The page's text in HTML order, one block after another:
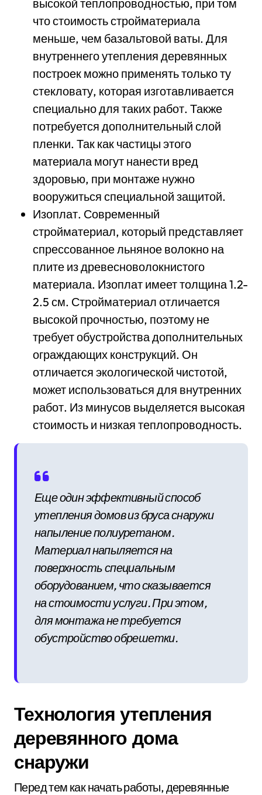
высокой теплопроводностью, при том
что стоимость стройматериала
меньше, чем базальтовой ваты. Для
внутреннего утепления деревянных
построек можно применять только ту
стекловату, которая изготавливается
специально для таких работ. Также
потребуется дополнительный слой
пленки. Так как частицы этого
материала могут нанести вред
здоровью, при монтаже нужно
вооружиться специальной защитой.
Изоплат. Современный
стройматериал, который представляет
спрессованное льняное волокно на
плите из древесноволокнистого
материала. Изоплат имеет толщина 1.2-
2.5 см. Стройматериал отличается
высокой прочностью, поэтому не
требует обустройства дополнительных
ограждающих конструкций. Он
отличается экологической чистотой,
может использоваться для внутренних
работ. Из минусов выделяется высокая
стоимость и низкая теплопроводность.
Еще один эффективный способ
утепления домов из бруса снаружи
напыление полиуретаном.
Материал напыляется на
поверхность специальным
оборудованием, что сказывается
на стоимости услуги. При этом,
для монтажа не требуется
обустройство обрешетки.
Технология утепления
деревянного дома
снаружи
Перед тем как начать работы, деревянные